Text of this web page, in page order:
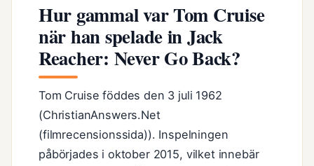
Hur gammal var Tom Cruise
när han spelade in Jack
Reacher: Never Go Back?
Tom Cruise föddes den 3 juli 1962
(ChristianAnswers.Net
(filmrecensionssida)). Inspelningen
påbörjades i oktober 2015, vilket innebär